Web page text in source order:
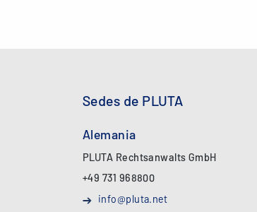
Sedes de PLUTA
Alemania
PLUTA Rechtsanwalts GmbH
+49 731 968800
info@pluta.net